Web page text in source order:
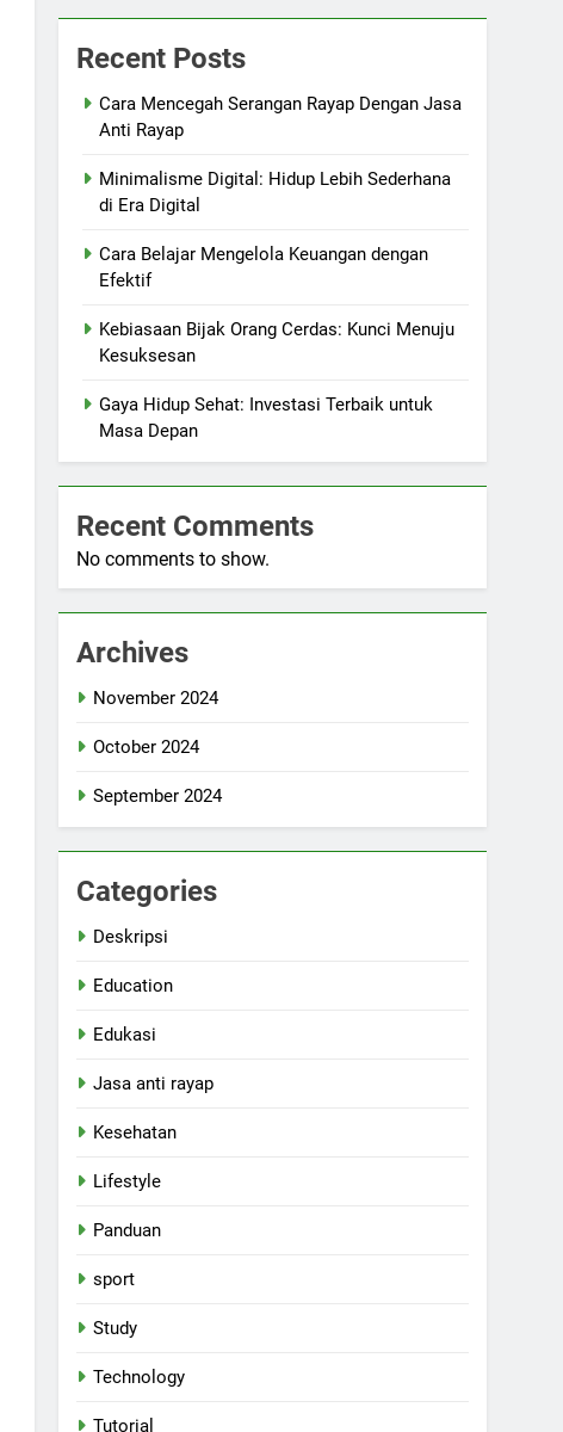
Recent Posts
Cara Mencegah Serangan Rayap Dengan Jasa
Anti Rayap
Minimalisme Digital: Hidup Lebih Sederhana
di Era Digital
Cara Belajar Mengelola Keuangan dengan
Efektif
Kebiasaan Bijak Orang Cerdas: Kunci Menuju
Kesuksesan
Gaya Hidup Sehat: Investasi Terbaik untuk
Masa Depan
Recent Comments
No comments to show.
Archives
November 2024
October 2024
September 2024
Categories
Deskripsi
Education
Edukasi
Jasa anti rayap
Kesehatan
Lifestyle
Panduan
sport
Study
Technology
Tutorial